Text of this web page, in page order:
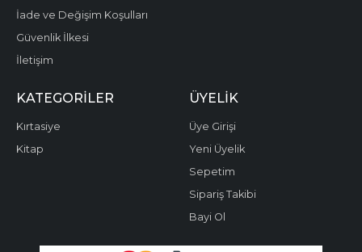
İade ve Değişim Koşulları
Güvenlik İlkesi
İletişim
KATEGORILER
Kırtasiye
Kitap
ÜYELIK
Üye Girişi
Yeni Üyelik
Sepetim
Sipariş Takibi
Bayi Ol